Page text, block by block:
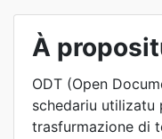
À
ODT (Open
schedariu utilizatu
trasfurmazione di